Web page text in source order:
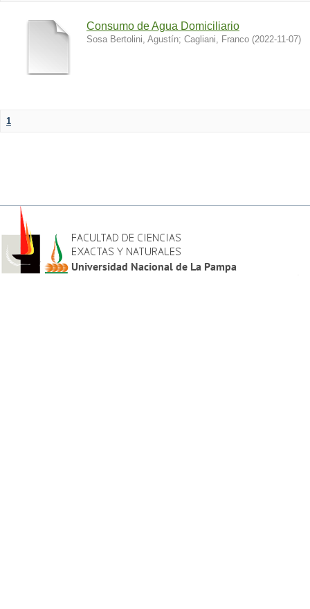
Consumo de Agua Domiciliario
Sosa Bertolini, Agustín; Cagliani, Franco (2022-11-07)
1